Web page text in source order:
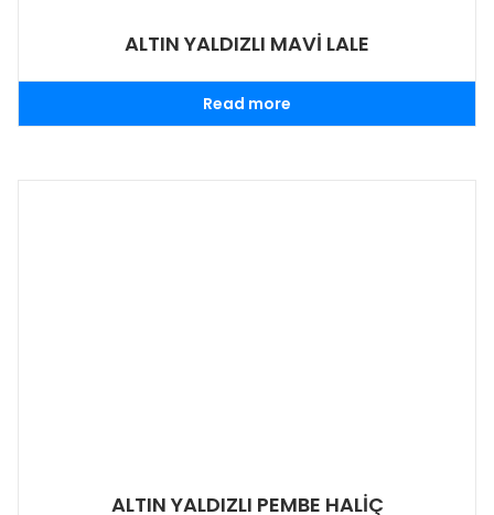
ALTIN YALDIZLI MAVİ LALE
Read more
ALTIN YALDIZLI PEMBE HALİÇ